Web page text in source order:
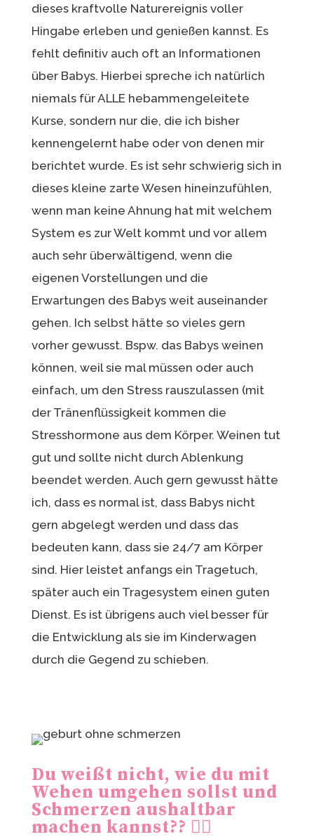
dieses kraftvolle Naturereignis voller
Hingabe erleben und genießen kannst. Es
fehlt definitiv auch oft an Informationen
über Babys. Hierbei spreche ich natürlich
niemals für ALLE hebammengeleitete
Kurse, sondern nur die, die ich bisher
kennengelernt habe oder von denen mir
berichtet wurde. Es ist sehr schwierig sich in
dieses kleine zarte Wesen hineinzufühlen,
wenn man keine Ahnung hat mit welchem
System es zur Welt kommt und vor allem
auch sehr überwältigend, wenn die
eigenen Vorstellungen und die
Erwartungen des Babys weit auseinander
gehen. Ich selbst hätte so vieles gern
vorher gewusst. Bspw. das Babys weinen
können, weil sie mal müssen oder auch
einfach, um den Stress rauszulassen (mit
der Tränenflüssigkeit kommen die
Stresshormone aus dem Körper. Weinen tut
gut und sollte nicht durch Ablenkung
beendet werden. Auch gern gewusst hätte
ich, dass es normal ist, dass Babys nicht
gern abgelegt werden und dass das
bedeuten kann, dass sie 24/7 am Körper
sind. Hier leistet anfangs ein Tragetuch,
später auch ein Tragesystem einen guten
Dienst. Es ist übrigens auch viel besser für
die Entwicklung als sie im Kinderwagen
durch die Gegend zu schieben.
Du weißt nicht, wie du mit
Wehen umgehen sollst und
Schmerzen aushaltbar
machen kannst?? 😮‍💨